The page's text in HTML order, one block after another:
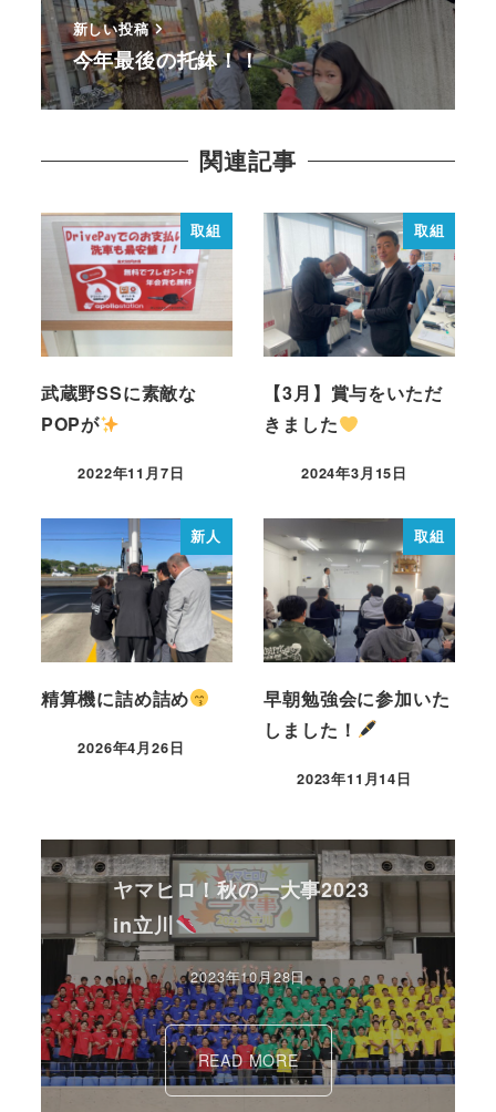
新しい投稿
今年最後の托鉢！！
関連記事
取組
武蔵野SSに素敵な
POPが
2022年11月7日
取組
【3月】賞与をいただ
きました
2024年3月15日
新人
精算機に詰め詰め
2026年4月26日
取組
早朝勉強会に参加いた
しました！
2023年11月14日
ヤマヒロ！秋の一大事2023
in立川
2023年10月28日
READ MORE